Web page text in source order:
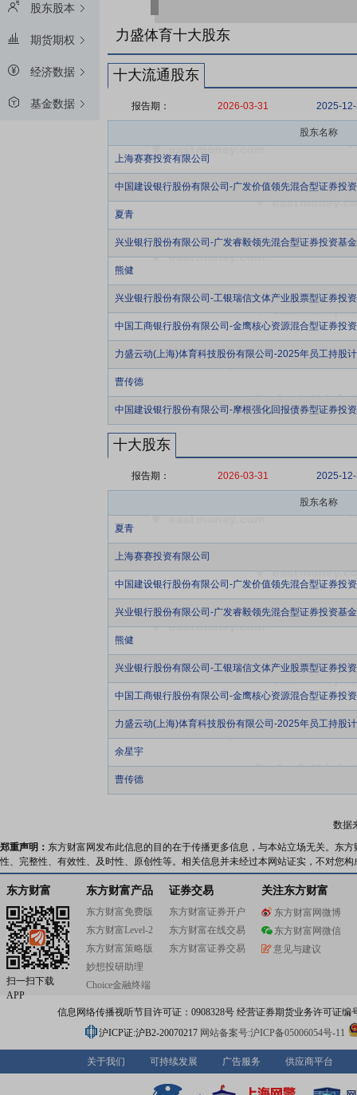
股东股本
期货期权
经济数据
基金数据
力盛体育十大股东
十大流通股东
报告期： 2026-03-31 2025-
股东名称
上海赛赛投资有限公司
中国建设银行股份有限公司-广发价值领先混合型证券投
夏青
兴业银行股份有限公司-广发睿毅领先混合型证券投资基金
熊健
兴业银行股份有限公司-工银瑞信文体产业股票型证券投
中国工商银行股份有限公司-金鹰核心资源混合型证券投
力盛云动(上海)体育科技股份有限公司-2025年员工持股
曹传德
中国建设银行股份有限公司-摩根强化回报债券型证券投
十大股东
报告期： 2026-03-31 2025-
股东名称
夏青
上海赛赛投资有限公司
中国建设银行股份有限公司-广发价值领先混合型证券投
兴业银行股份有限公司-广发睿毅领先混合型证券投资基金
熊健
兴业银行股份有限公司-工银瑞信文体产业股票型证券投
中国工商银行股份有限公司-金鹰核心资源混合型证券投
力盛云动(上海)体育科技股份有限公司-2025年员工持股
余星宇
曹传德
数据
郑重声明： 东方财富网发布此信息的目的在于传播更多信息，与本站立场无关。东
性、完整性、有效性、及时性、原创性等。相关信息并未经过本网站证实，不对您
东方财富
扫一扫下载
APP
东方财富产品
东方财富免费版
东方财富Level-2
东方财富策略版
妙想投研助理
Choice金融终端
证券交易
东方财富证券开户
东方财富在线交易
东方财富证券交易
关注东方财富
东方财富网微博
东方财富网微信
意见与建议
信息网络传播视听节目许可证：0908328号 经营证券期货业务许可证编
沪ICP证:沪B2-20070217 网站备案号:沪ICP备05006054号-11
关于我们 可持续发展 广告服务 供应商平台